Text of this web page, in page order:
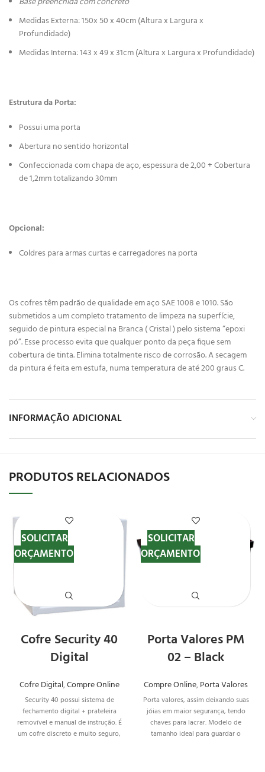
Medidas Externa: 150x 50 x 40cm (Altura x Largura x
Profundidade)
Medidas Interna: 143 x 49 x 31cm (Altura x Largura x Profundidade)
Estrutura da Porta:
Possui uma porta
Abertura no sentido horizontal
Confeccionada com chapa de aço, espessura de 2,00 + Cobertura
de 1,2mm totalizando 30mm
Opcional:
Coldres para armas curtas e carregadores na porta
Os cofres têm padrão de qualidade em aço SAE 1008 e 1010. São
submetidos a um completo tratamento de limpeza na superfície,
seguido de pintura especial na Branca ( Cristal ) pelo sistema “epoxi
pó”. Esse processo evita que qualquer ponto da peça fique sem
cobertura de tinta. Elimina totalmente risco de corrosão. A secagem
da pintura é feita em estufa, numa temperatura de até 200 graus C.
INFORMAÇÃO ADICIONAL
PRODUTOS RELACIONADOS
Cofre Security 40
Digital
Cofre Digital,Compre Online
Security 40 possui sistema de
fechamento digital + prateleira
removível e manual de instrução. É
um cofre discreto e muito seguro,
SOLICITAR
ORÇAMENTO
Porta Valores PM
02 – Black
Compre Online,Porta Valores
Porta valores, assim deixando suas
jóias em maior segurança, tendo
chaves para lacrar. Modelo de
tamanho ideal para guardar o
SOLICITAR
ORÇAMENTO